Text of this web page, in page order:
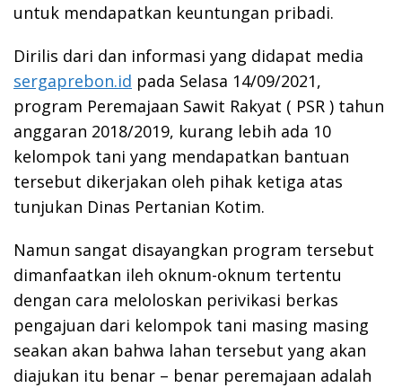
untuk mendapatkan keuntungan pribadi.
Dirilis dari dan informasi yang didapat media
sergaprebon.id pada Selasa 14/09/2021,
program Peremajaan Sawit Rakyat ( PSR ) tahun
anggaran 2018/2019, kurang lebih ada 10
kelompok tani yang mendapatkan bantuan
tersebut dikerjakan oleh pihak ketiga atas
tunjukan Dinas Pertanian Kotim.
Namun sangat disayangkan program tersebut
dimanfaatkan ileh oknum-oknum tertentu
dengan cara meloloskan perivikasi berkas
pengajuan dari kelompok tani masing masing
seakan akan bahwa lahan tersebut yang akan
diajukan itu benar – benar peremajaan adalah